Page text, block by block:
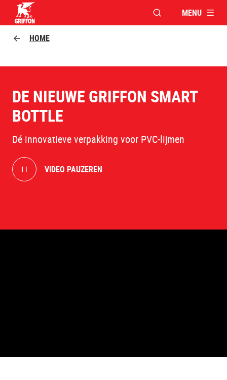
VENSTER OPENEN
MENU
HOME
DE NIEUWE GRIFFON SMART
BOTTLE
Dé innovatieve verpakking voor PVC-lijmen
VIDEO PAUZEREN